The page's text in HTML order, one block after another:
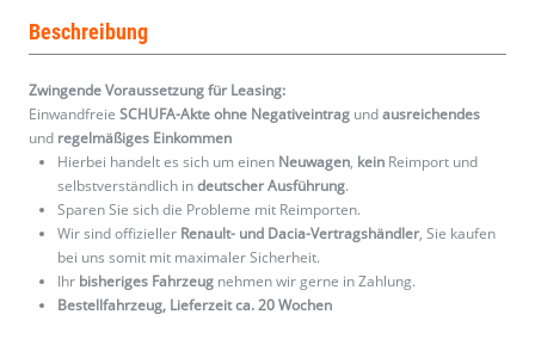
Beschreibung
Zwingende Voraussetzung für Leasing:
Einwandfreie SCHUFA-Akte ohne Negativeintrag undausreichendes
und regelmäßiges Einkommen
Hierbei handelt es sich um einen Neuwagen, kein Reimport und
selbstverständlich indeutscher Ausführung.
Sparen Sie sich die Probleme mit Reimporten.
Wir sind offizieller Renault- und Dacia-Vertragshändler, Sie kaufen
bei uns somit mit maximaler Sicherheit.
Ihr bisheriges Fahrzeug nehmen wir gerne in Zahlung.
Bestellfahrzeug, Lieferzeit ca. 20 Wochen